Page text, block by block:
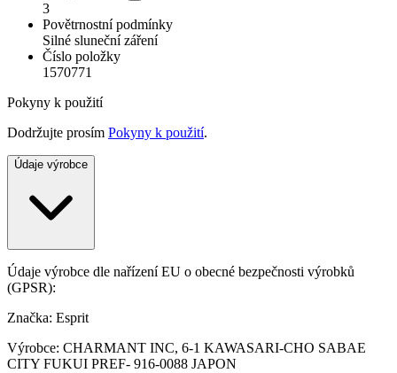
3
Povětrnostní podmínky
Silné sluneční záření
Číslo položky
1570771
Pokyny k použití
Dodržujte prosím Pokyny k použití.
Údaje výrobce
Údaje výrobce dle nařízení EU o obecné bezpečnosti výrobků
(GPSR):
Značka: Esprit
Výrobce: CHARMANT INC, 6-1 KAWASARI-CHO SABAE
CITY FUKUI PREF- 916-0088 JAPON